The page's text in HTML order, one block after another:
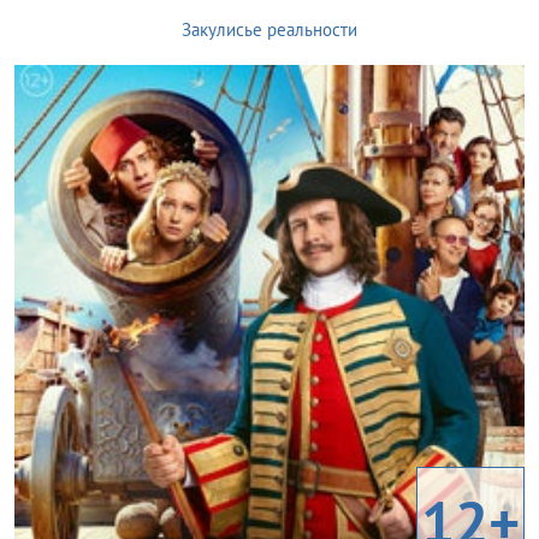
Закулисье реальности
12+